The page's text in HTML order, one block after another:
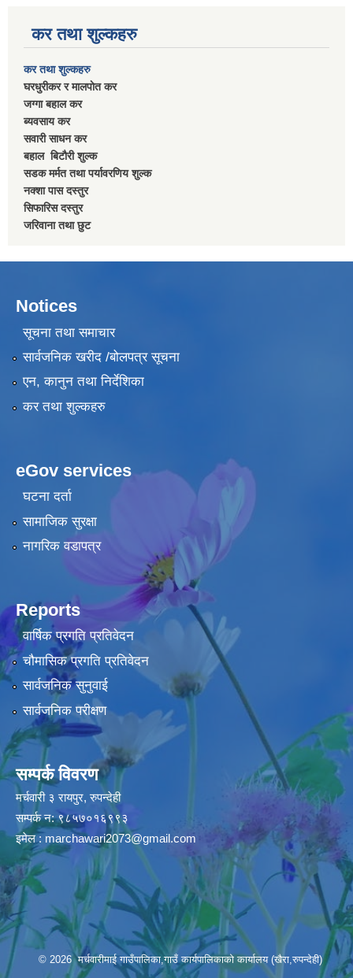
कर तथा शुल्कहरु
कर तथा शुल्कहरु
घरधुरीकर र मालपाेत कर
जग्गा बहाल कर
ब्यवसाय कर
सवारी साधन कर
बहाल बिटाैरी शुल्क
सडक मर्मत तथा पर्यावरणिय शुल्क
नक्शा पास दस्तुर
सिफारिस दस्तुर
जरिवाना तथा छुट
Notices
सूचना तथा समाचार
सार्वजनिक खरीद /बोलपत्र सूचना
एन, कानुन तथा निर्देशिका
कर तथा शुल्कहरु
eGov services
घटना दर्ता
सामाजिक सुरक्षा
नागरिक वडापत्र
Reports
वार्षिक प्रगति प्रतिवेदन
चौमासिक प्रगति प्रतिवेदन
सार्वजनिक सुनुवाई
सार्वजनिक परीक्षण
सम्पर्क विवरण
मर्चवारी ३ रायपुर, रुपन्देही
सम्पर्क न: ९८५७०१६९९३
इमेल : marchawari2073@gmail.com
© 2026 मर्चवारीमाई गाउँपालिका,गाउँ कार्यपालिकाको कार्यालय (खैरा,रुपन्देही)